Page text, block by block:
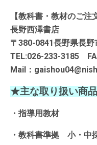
【教科書・教材のご注
長野西澤書店
〒380-0841長野県長野
TEL:026-233-3185
Mail：
★主な取り扱い商
・指導用教材
・教科書準拠 小・中